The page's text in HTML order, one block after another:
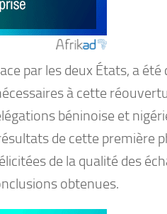
par les deux États, a été
à cette
béninoise et
de cette première
de la qualité des
obtenues.